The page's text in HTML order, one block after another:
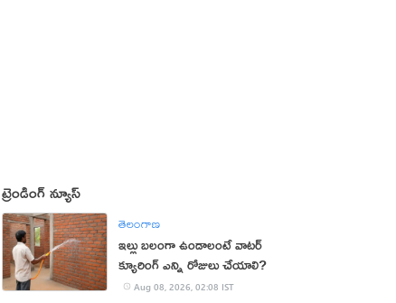
ట్రెండింగ్ న్యూస్
తెలంగాణ
ఇల్లు బలంగా ఉండాలంటే వాటర్
క్యూరింగ్ ఎన్ని రోజులు చేయాలి?
Aug 08, 2026, 02:08 IST